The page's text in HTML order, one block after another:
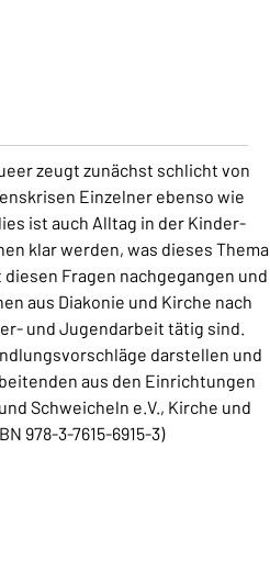
zeugt zunächst schlicht von
Einzelner ebenso wie
ist auch Alltag in der Kinder-
klar werden, was dieses Thema
Fragen nachgegangen und
aus Diakonie und Kirche nach
und Jugendarbeit tätig sind.
darstellen und
aus den Einrichtungen
Schweicheln e.V., Kirche und
978-3-7615-6915-3)